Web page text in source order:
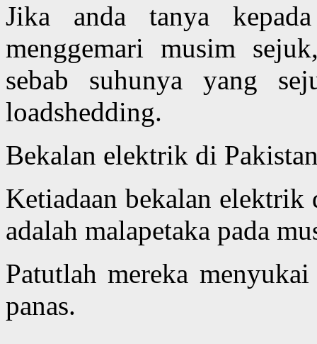
Jika anda tanya
menggemari musim
sebab suhunya yang
loadshedding.
Bekalan elektrik di
Ketiadaan bekalan elektrik
adalah malapetaka pada
Patutlah mereka
panas.